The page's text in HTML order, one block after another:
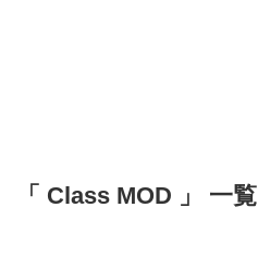
「 Class MOD 」 一覧